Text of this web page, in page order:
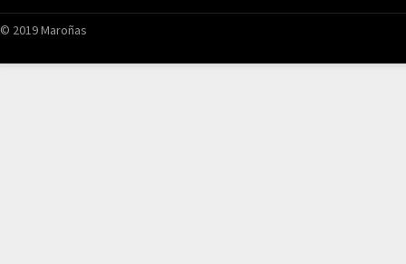
© 2019 Maroñas